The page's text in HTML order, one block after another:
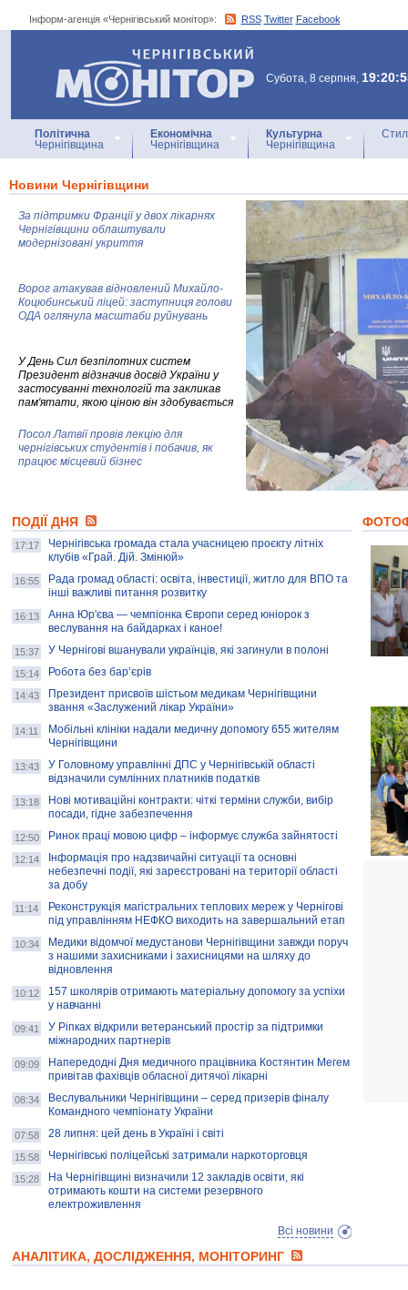
Інформ-агенція «Чернігівський монітор»: RSS Twitter Facebook
Інформ-агенція
«Чернігівський монітор»
Субота, 8 серпня,
Політична
Чернігівщина
Економічна
Чернігівщина
Культурна
Чернігівщина
Новини Чернігівщини
За підтримки Франції у двох лікарнях
Чернігівщини облаштували
модернізовані укриття
Ворог атакував відновлений Михайло-
Коцюбинський ліцей: заступниця голови
ОДА оглянула масштаби руйнувань
У День Сил безпілотних систем
Президент відзначив досвід України у
застосуванні технологій та закликав
пам'ятати, якою ціною він здобувається
Посол Латвії провів лекцію для
чернігівських студентів і побачив, як
працює місцевий бізнес
колекцію про війну, емоції та тварин
AB InBev Efes Україна підтримала
навчальний проєкт "Молодіжна бізнес-
школа", спрямований на розвиток
підприємництва у Чернігівській області
Золота тварина: видання Forbes
написало про чернігівця Патрона: хто і
скільки на ньому заробляє? І куди
витрачають?
ПОДІЇ ДНЯ
17:17
Чернігівська громада стала учасницею проєкту літніх
клубів «Грай. Дій. Змінюй»
16:55
Рада громад області: освіта, інвестиції, житло для ВПО та
інші важливі питання розвитку
16:13
Анна Юр'єва — чемпіонка Європи серед юніорок з
веслування на байдарках і каное!
15:37 У Чернігові вшанували українців, які загинули в полоні
15:14 Робота без бар’єрів
14:43
Президент присвоїв шістьом медикам Чернігівщини
звання «Заслужений лікар України»
14:11
Мобільні клініки надали медичну допомогу 655 жителям
Чернігівщини
13:43
У Головному управлінні ДПС у Чернігівській області
відзначили сумлінних платників податків
13:18
Нові мотиваційні контракти: чіткі терміни служби, вибір
посади, гідне забезпечення
12:50 Ринок праці мовою цифр – інформує служба зайнятості
12:14
Інформація про надзвичайні ситуації та основні
небезпечні події, які зареєстровані на території області
за добу
11:14
Реконструкція магістральних теплових мереж у Чернігові
під управлінням НЕФКО виходить на завершальний етап
10:34
Медики відомчої медустанови Чернігівщини завжди поруч
з нашими захисниками і захисницями на шляху до
відновлення
10:12
157 школярів отримають матеріальну допомогу за успіхи
у навчанні
09:41
У Ріпках відкрили ветеранський простір за підтримки
міжнародних партнерів
09:09
Напередодні Дня медичного працівника Костянтин Мегем
привітав фахівців обласної дитячої лікарні
08:34
Веслувальники Чернігівщини – серед призерів фіналу
Командного чемпіонату України
07:58 28 липня: цей день в Україні і світі
15:58 Чернігівські поліцейські затримали наркоторговця
15:28
На Чернігівщині визначили 12 закладів освіти, які
отримають кошти на системи резервного
електроживлення
Всі новини
АНАЛІТИКА, ДОСЛІДЖЕННЯ, МОНІТОРИНГ